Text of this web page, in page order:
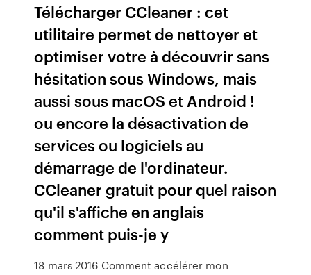
Télécharger CCleaner : cet
utilitaire permet de nettoyer et
optimiser votre à découvrir sans
hésitation sous Windows, mais
aussi sous macOS et Android !
ou encore la désactivation de
services ou logiciels au
démarrage de l'ordinateur.
CCleaner gratuit pour quel raison
qu'il s'affiche en anglais
comment puis-je y
18 mars 2016 Comment accélérer mon